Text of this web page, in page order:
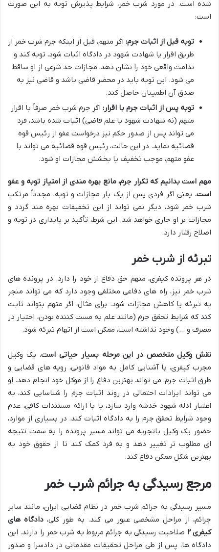
شده است. در مورد شرب خمر، شرایط پذیرش توبه به این صورت
است:
توبه قبل از اثبات جرم: اگر متهم، قبل از اینکه جرم شرب خمر از
طریق اقرار یا شهادت شهود در دادگاه اثبات شود، توبه کند و
ندامت واقعی خود را نشان دهد، مجازات حد شرعی از او ساقط
می شود. این توبه باید در محضر قاضی باشد و قاضی نیز به
صدق آن اطمینان حاصل کند.
توبه پس از اثبات جرم با اقرار: اگر جرم شرب خمر صرفاً با اقرار
متهم (نه شهادت شهود یا علم قاضی) اثبات شده باشد، فرد
می تواند پس از صدور حکم نیز درخواست عفو از رئیس قوه
قضائیه نماید. در این حالت، رئیس قوه قضائیه می تواند با
عفو متهم، موجب تخفیف یا بخشش مجازات او شود.
مهم است بدانیم که تکرار جرم، مانع بهره مندی از امتیاز توبه و عفو
است. یعنی اگر فردی پس از یک بار مجازات و توبه، مجدداً مرتکب
شرب خمر شود، دیگر نمی تواند از این تخفیفات بهره مند گردد و
مجازات بر او جاری خواهد شد. این شرط، تأکید بر پایداری در توبه و
اصلاح رفتار دارد.
تبرئه از شرب خمر
در هر پرونده کیفری، متهم حق دفاع از خود را دارد. در پرونده های
شرب خمر نیز، راه های دفاعی مختلفی وجود دارد که می تواند منجر
به تبرئه یا کاهش مجازات شود. برای مثال، اگر متهم بتواند ثابت
کند که شرایط تحقق جرم (مانند علم به مست کننده بودن، اختیار در
مصرف و …) وجود نداشته است، ممکن است از اتهام تبرئه شود.
نقش وکیل متخصص در این مرحله بسیار حیاتی است. یک وکیل
مجرب کیفری، با آشنایی کامل به مواد قانونی، رویه های قضایی و
طرق اثبات جرم، می تواند بهترین دفاع را از موکل خود انجام دهد. او
می تواند ایرادات احتمالی در روند اثبات جرم را شناسایی کند، به
اعتبار ادله شهود خدشه وارد سازد، یا با ارائه مستندات کافی، عدم
وجود شرایط تحقق جرم را به دادگاه اثبات کند. در بسیاری از موارد،
حضور یک وکیل باتجربه می تواند مسیر پرونده را به سمت نتیجه
ای مطلوب تر تغییر دهد و به فرد کمک کند تا از حقوق خود به
بهترین شکل ممکن دفاع کند.
مرجع رسیدگی به جرائم شرب خمر
مسیر رسیدگی به جرائم شرب خمر در نظام قضایی ایران، مانند سایر
جرائم، از مراحل مشخصی عبور می کند. به طور کلی، دادگاه های
کیفری ۲
صلاحیت رسیدگی به جرائم مربوط به شرب خمر را دارند. این
دادگاه ها، پس از طی مراحل تحقیقات مقدماتی در دادسرا و صدور